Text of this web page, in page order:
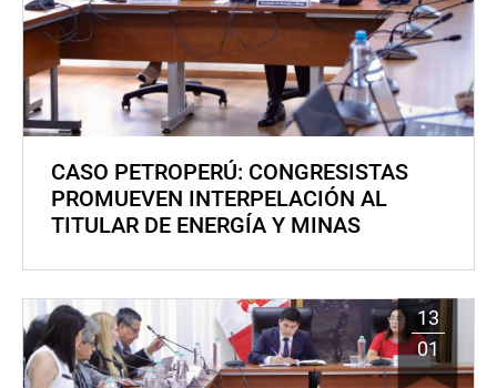
CASO PETROPERÚ: CONGRESISTAS
PROMUEVEN INTERPELACIÓN AL
TITULAR DE ENERGÍA Y MINAS
13
01